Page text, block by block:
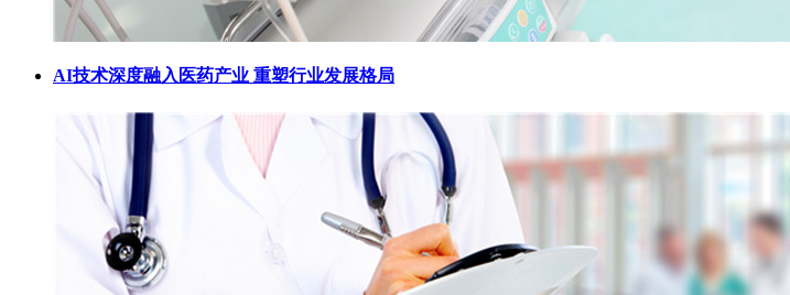
AI技术深度融入医药产业 重塑行业发展格局